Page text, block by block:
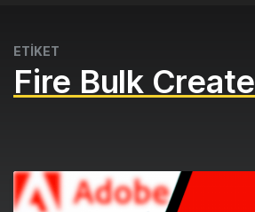
ETİKET
Fire Bulk Create